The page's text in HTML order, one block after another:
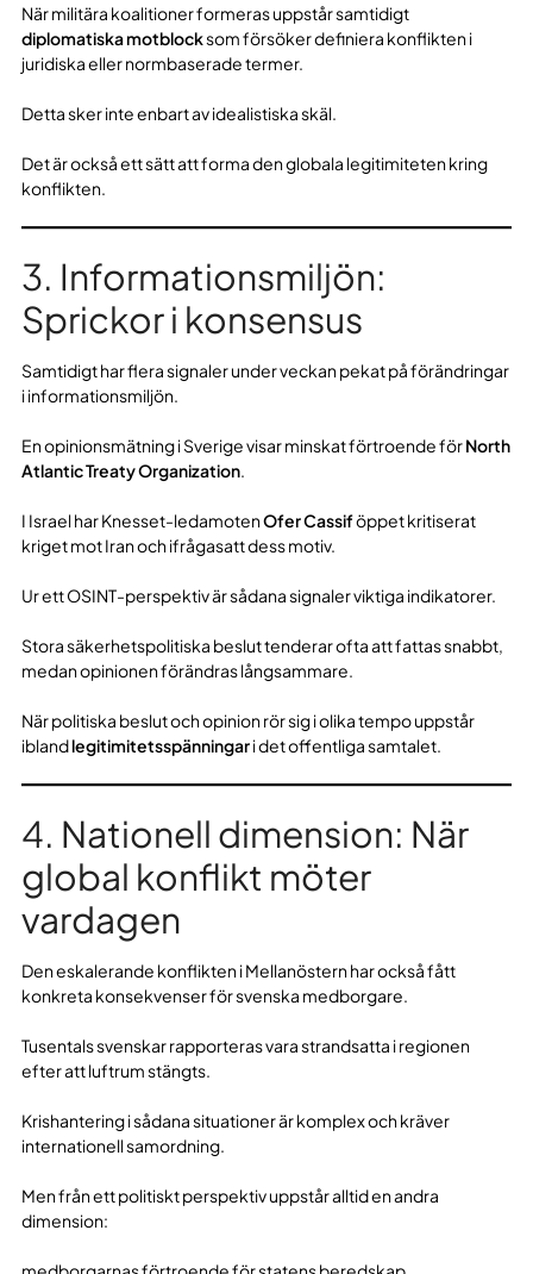
När militära koalitioner formeras uppstår samtidigt
diplomatiska motblocksom försöker definiera konflikten i
juridiska eller normbaserade termer.
Detta sker inte enbart av idealistiska skäl.
Det är också ett sätt att forma den globala legitimiteten kring
konflikten.
3. Informationsmiljön:
Sprickor i konsensus
Samtidigt har flera signaler under veckan pekat på förändringar
i informationsmiljön.
En opinionsmätning i Sverige visar minskat förtroende förNorth
Atlantic Treaty Organization.
I Israel har Knesset-ledamotenOfer Cassiföppet kritiserat
kriget mot Iran och ifrågasatt dess motiv.
Ur ett OSINT-perspektiv är sådana signaler viktiga indikatorer.
Stora säkerhetspolitiska beslut tenderar ofta att fattas snabbt,
medan opinionen förändras långsammare.
När politiska beslut och opinion rör sig i olika tempo uppstår
iblandlegitimitetsspänningari det offentliga samtalet.
4. Nationell dimension: När
global konflikt möter
vardagen
Den eskalerande konflikten i Mellanöstern har också fått
konkreta konsekvenser för svenska medborgare.
Tusentals svenskar rapporteras vara strandsatta i regionen
efter att luftrum stängts.
Krishantering i sådana situationer är komplex och kräver
internationell samordning.
Men från ett politiskt perspektiv uppstår alltid en andra
dimension: